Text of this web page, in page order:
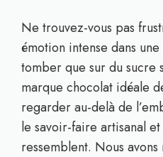
Ne trouvez-vous pas
émotion intense dans
tomber que sur du sucre
marque chocolat idéale
regarder au-delà de
le savoir-faire artisanal
ressemblent. Nous